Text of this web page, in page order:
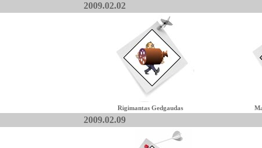
2009.02.02
Rigimantas Gedgaudas
2009.02.09